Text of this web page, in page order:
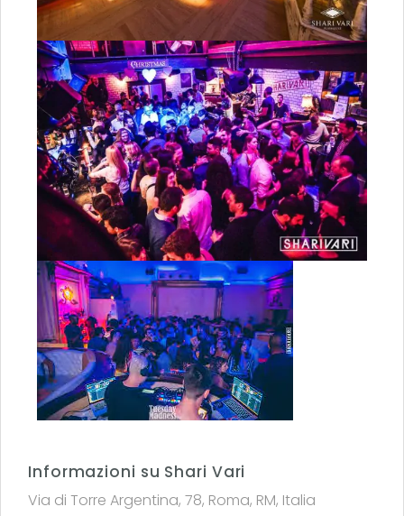
Informazioni su Shari Vari
Via di Torre Argentina, 78, Roma, RM, Italia